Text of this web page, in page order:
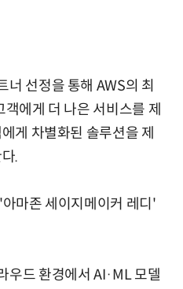
너 선정을 통해 AWS의 최
에게 더 나은 서비스를 제
게 차별화된 솔루션을 제
.
마존 세이지메이커 레디'
우드 환경에서 AI·ML 모델